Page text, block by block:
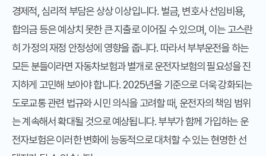
경제적, 심리적 부담은 상상 이상입니다. 벌금, 변호사 선임비용,
합의금 등은 예상치 못한 큰 지출로 이어질 수 있으며, 이는 고스란
히 가정의 재정 안정성에 영향을 줍니다. 따라서 부부운전을 하는
모든 분들이라면 자동차보험과 별개로 운전자보험의 필요성을 진
지하게 고민해 보아야 합니다. 2025년을 기준으로 더욱 강화되는
도로교통 관련 법규와 시민 의식을 고려할 때, 운전자의 책임 범위
는 계속해서 확대될 것으로 예상됩니다. 부부가 함께 가입하는 운
전자보험은 이러한 변화에 능동적으로 대처할 수 있는 현명한 선